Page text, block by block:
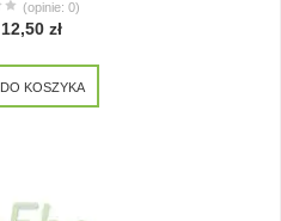
(opinie: 0)
12,50 zł
DO KOSZYKA